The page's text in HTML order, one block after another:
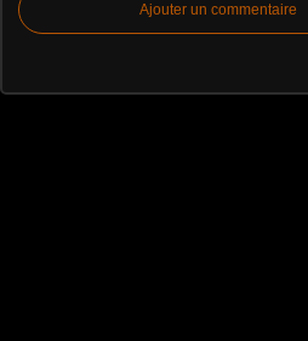
Ajouter un commentaire